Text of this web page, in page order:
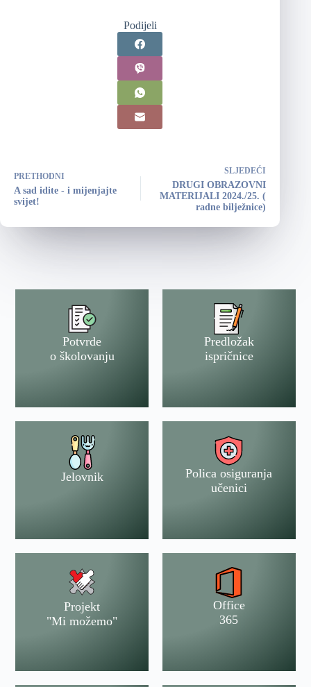
Podijeli
PRETHODNI
A sad idite - i mijenjajte
svijet!
SLJEDEĆI
DRUGI OBRAZOVNI
MATERIJALI 2024./25. (
radne bilježnice)
Potvrde
o školovanju
Predložak
ispričnice
Jelovnik
Polica osiguranja
učenici
Projekt
"Mi možemo"
Office
365